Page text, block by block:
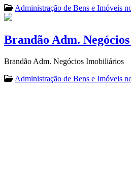
Administração de Bens e Imóveis
Brandão Adm.
Brandão Adm. Negócios Imobiliários
Administração de Bens e Imóveis